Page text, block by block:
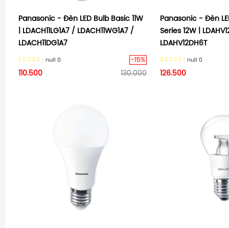
Panasonic - Đèn LED Bulb Basic 11W
| LDACH11LG1A7 / LDACH11WG1A7 /
LDACH11DG1A7
null 0 -15%
110.500 130.000
Panasonic - Đèn
Series 12W |
LDAHV12DH6T
null 0
126.500